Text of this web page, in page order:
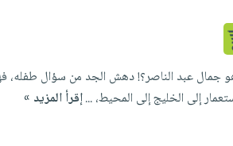
إلى الخليج إلى المحيط، ...إقرأ المزيد »